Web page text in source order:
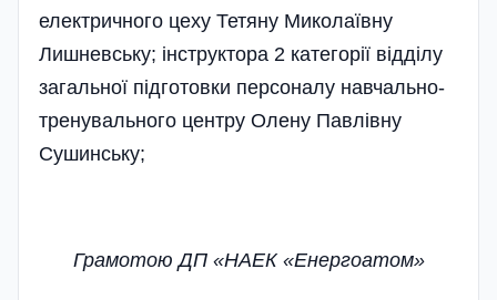
електричного цеху Тетяну Миколаївну
Лишневську; інструктора 2 категорії відділу
загальної підготовки персоналу навчально-
тренувального центру Олену Павлівну
Сушинську;
Грамотою ДП «НАЕК «Енергоатом»